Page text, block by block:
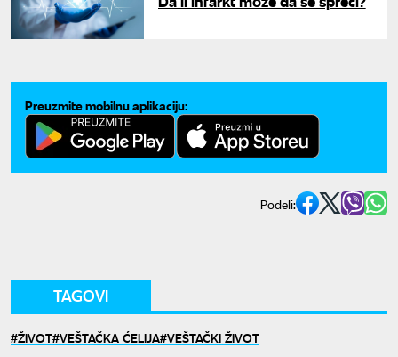
Preuzmite mobilnu aplikaciju:
Podeli:
TAGOVI
ŽIVOT VEŠTAČKA ĆELIJA VEŠTAČKI ŽIVOT